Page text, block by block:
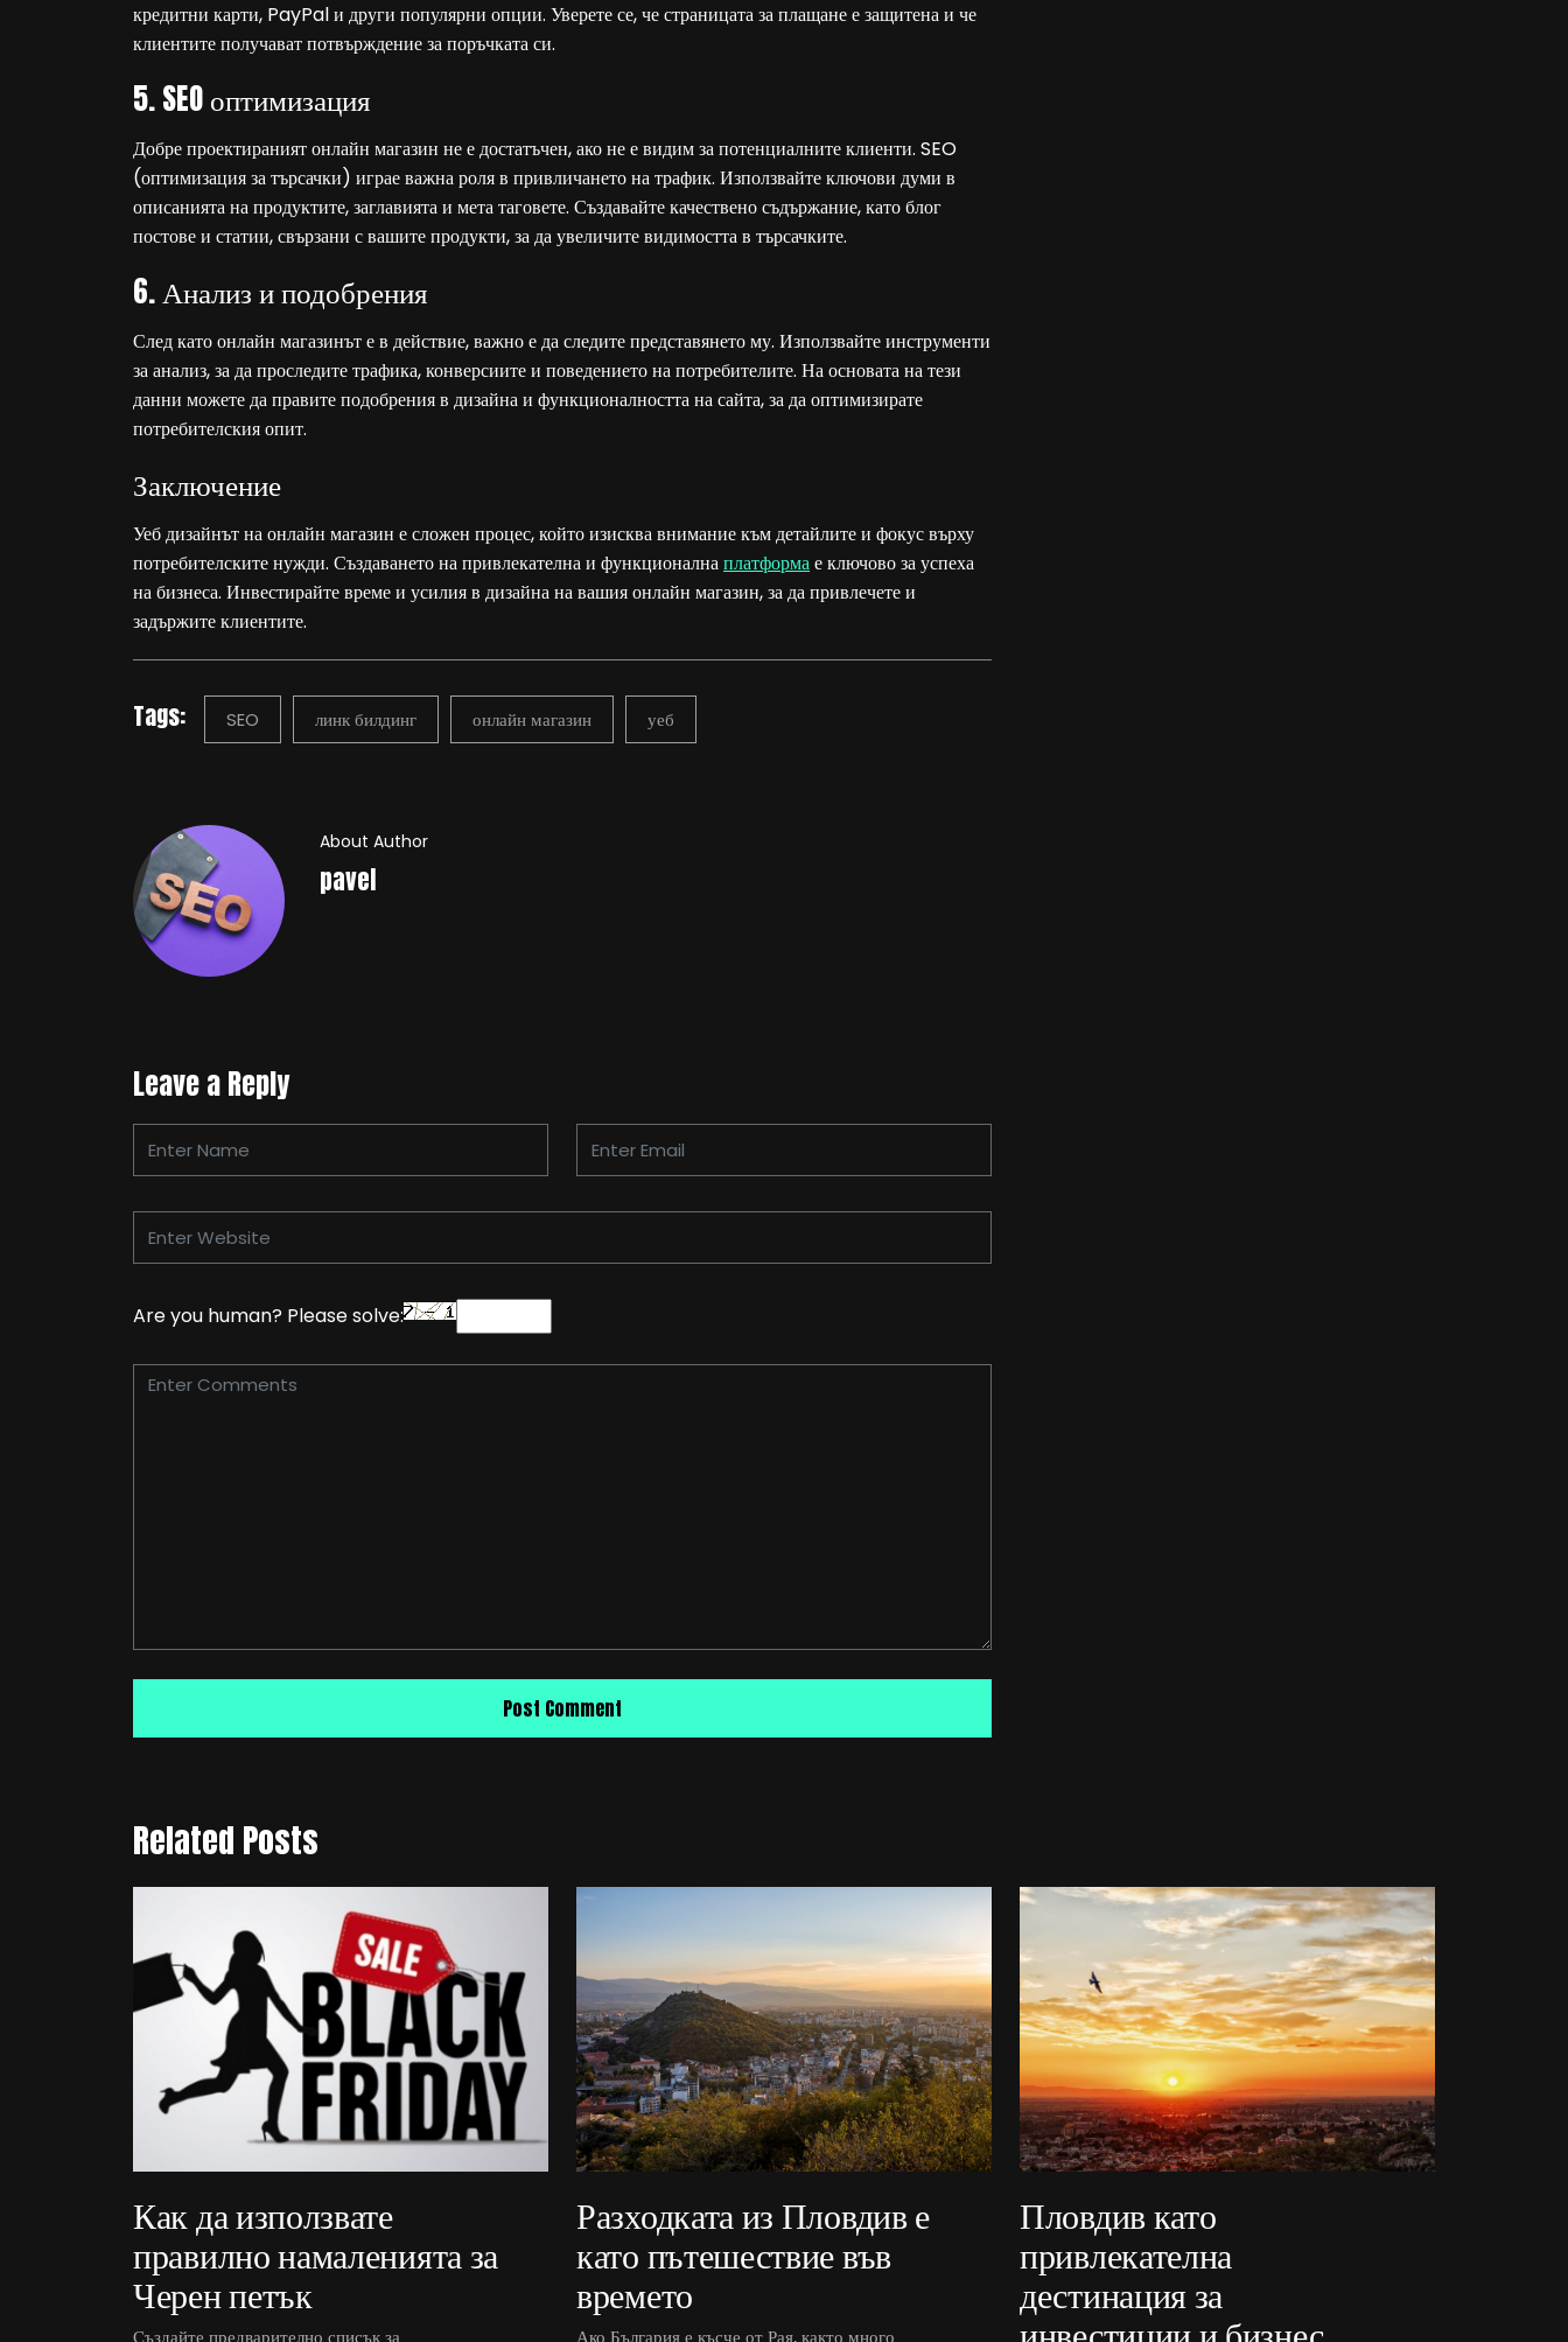
кредитни карти, PayPal и други популярни опции. Уверете се, че страницата за плащане е защитена и че
клиентите получават потвърждение за поръчката си.
5. SEO оптимизация
Добре проектираният онлайн магазин не е достатъчен, ако не е видим за потенциалните клиенти. SEO
(оптимизация за търсачки) играе важна роля в привличането на трафик. Използвайте ключови думи в
описанията на продуктите, заглавията и мета таговете. Създавайте качествено съдържание, като блог
постове и статии, свързани с вашите продукти, за да увеличите видимостта в търсачките.
6. Анализ и подобрения
След като онлайн магазинът е в действие, важно е да следите представянето му. Използвайте инструменти
за анализ, за да проследите трафика, конверсиите и поведението на потребителите. На основата на тези
данни можете да правите подобрения в дизайна и функционалността на сайта, за да оптимизирате
потребителския опит.
Заключение
Уеб дизайнът на онлайн магазин е сложен процес, който изисква внимание към детайлите и фокус върху
потребителските нужди. Създаването на привлекателна и функционалнаплатформае ключово за успеха
на бизнеса. Инвестирайте време и усилия в дизайна на вашия онлайн магазин, за да привлечете и
задържите клиентите.
Tags: SEO линк билдинг онлайн магазин уеб
About Author
pavel
Leave a Reply
Are you human? Please solve:
Related Posts
Как да използвате
правилно намаленията за
Черен петък
Създайте предварително списък за
Разходката из Пловдив е
като пътешествие във
времето
Ако България е късче от Рая, както много
Пловдив като
привлекателна
дестинация за